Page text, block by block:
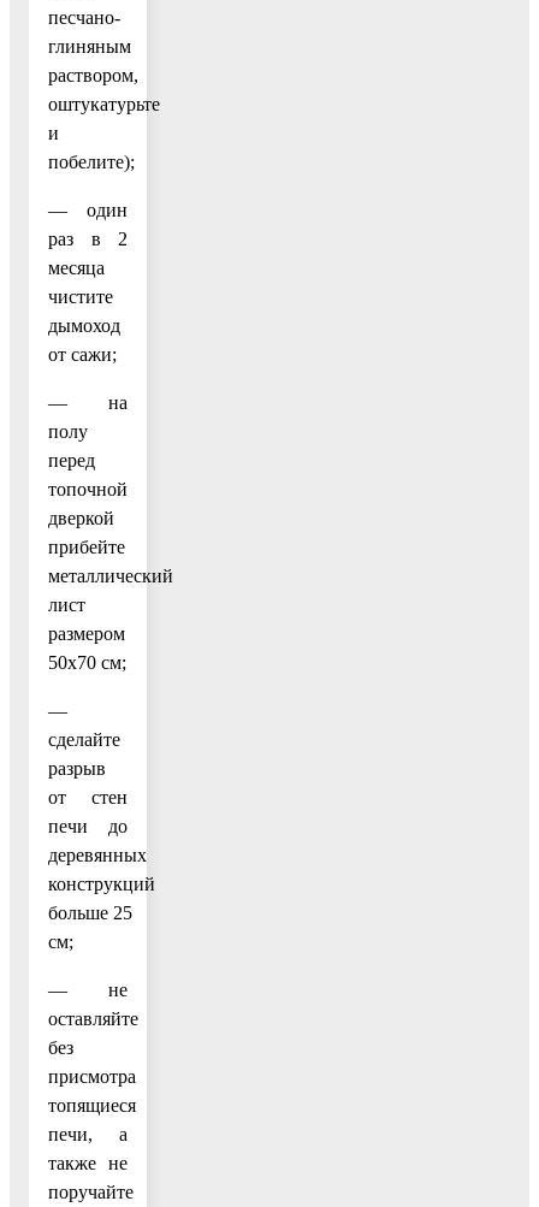
песчано-
глиняным
раствором,
оштукатурьте
и
побелите);
— один
раз в 2
месяца
чистите
дымоход
от сажи;
— на
полу
перед
топочной
дверкой
прибейте
металлический
лист
размером
50x70 см;
—
сделайте
разрыв
от стен
печи до
деревянных
конструкций
больше 25
см;
— не
оставляйте
без
присмотра
топящиеся
печи, а
также не
поручайте